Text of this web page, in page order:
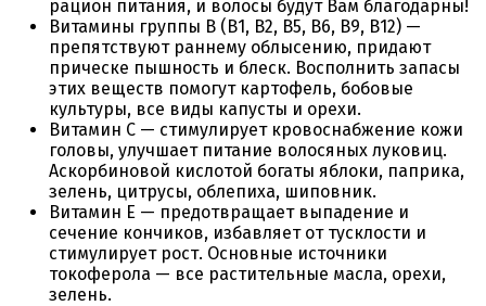
рацион питания, и волосы будут Вам благодарны!
Витамины группы В (В1, В2, В5, В6, В9, В12) —
препятствуют раннему облысению, придают
прическе пышность и блеск. Восполнить запасы
этих веществ помогут картофель, бобовые
культуры, все виды капусты и орехи.
Витамин С — стимулирует кровоснабжение кожи
головы, улучшает питание волосяных луковиц.
Аскорбиновой кислотой богаты яблоки, паприка,
зелень, цитрусы, облепиха, шиповник.
Витамин Е — предотвращает выпадение и
сечение кончиков, избавляет от тусклости и
стимулирует рост. Основные источники
токоферола — все растительные масла, орехи,
зелень.